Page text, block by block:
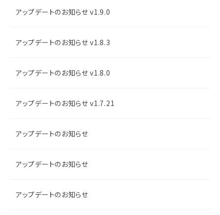
アップデートのお知らせ v1.9.0
アップデートのお知らせ v1.8.3
アップデートのお知らせ v1.8.0
アップデートのお知らせ v1.7.21
アップデートのお知らせ
アップデートのお知らせ
アップデートのお知らせ